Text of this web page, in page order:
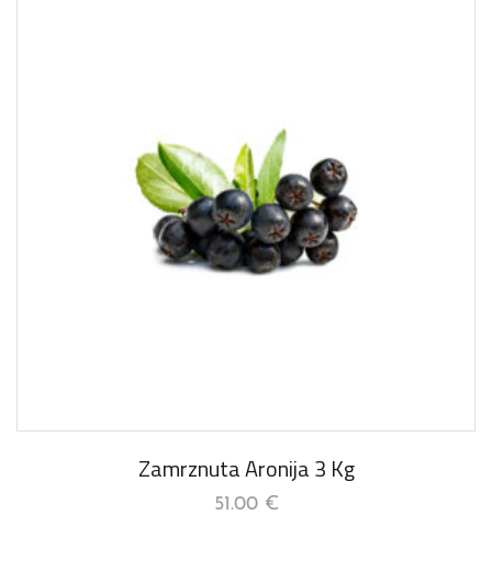
Zamrznuta Aronija 3 Kg
51.00 €